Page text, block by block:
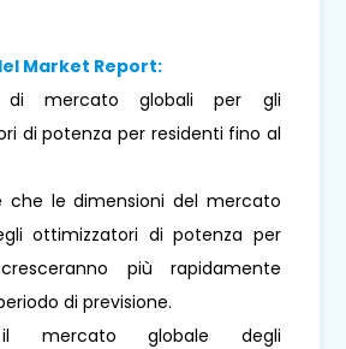
Market Report:
di mercato globali per gli
di potenza per residenti fino al
che le dimensioni del mercato
ottimizzatori di potenza per
più rapidamente
di previsione.
mercato globale degli